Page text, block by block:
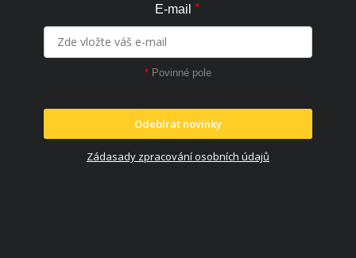
E-mail *
* Povinné pole
Odebírat novinky
Zádasady zpracování osobních údajů